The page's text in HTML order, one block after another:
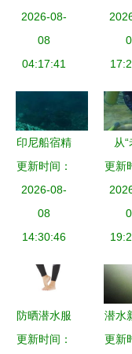
复古风格的
永恒魅力
2026-08-
08
04:17:41
术
制化
制造
印尼船宿精
选 | MSY
Seahorse
2020-2022
全航线行程
更新时间：
2026-08-
08
14:30:46
从
件”
国式
三十
更新
防晒潜水服
与潜水服
更新时间：
潜水
新女
更新